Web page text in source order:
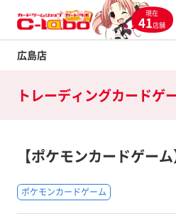
現在
41店舗
広島店
Twitter
トレーディングカードゲ
【ポケモンカードゲー
ポケモンカードゲーム